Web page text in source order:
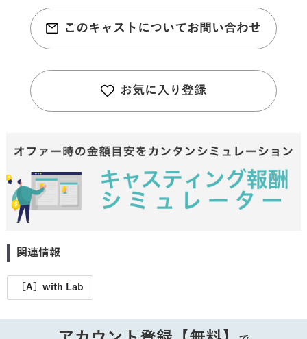
このキャストについてお問い合わせ
お気に入り登録
関連情報
［A］with Lab